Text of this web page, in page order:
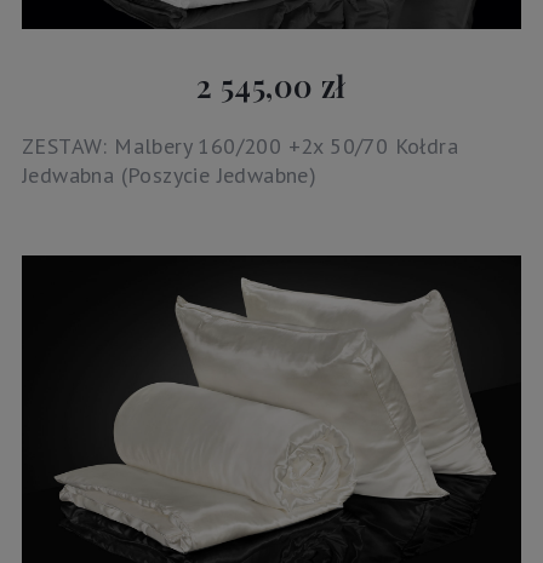
2 545,00 zł
ZESTAW: Malbery 160/200 +2x 50/70 Kołdra
Jedwabna (Poszycie Jedwabne)